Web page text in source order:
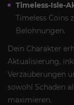
Timeless-Isle-
Timeless Coins
Belohnungen.
Dein Charakter
Aktualisierung,
Verzauberungen
sowohl Schaden
maximieren.